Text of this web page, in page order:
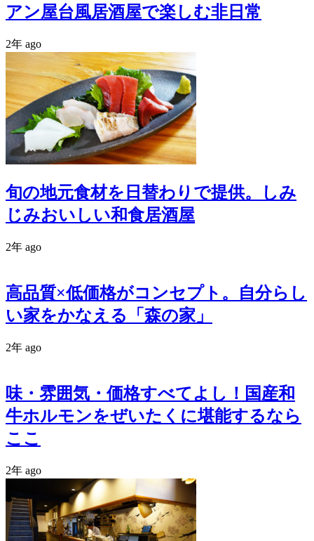
アン屋台風居酒屋で楽しむ非日常
2年 ago
旬の地元食材を日替わりで提供。しみ
じみおいしい和食居酒屋
2年 ago
高品質×低価格がコンセプト。自分らし
い家をかなえる「森の家」
2年 ago
味・雰囲気・価格すべてよし！国産和
牛ホルモンをぜいたくに堪能するなら
ここ
2年 ago